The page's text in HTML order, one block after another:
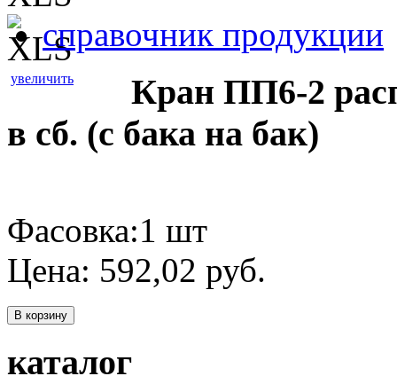
справочник продукции
увеличить
Кран ПП6-2
в сб. (с бака на бак)
Фасовка:1 шт
Цена: 592,02 руб.
В корзину
каталог